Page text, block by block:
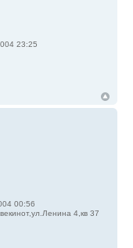
23:25
00:56
4,кв 37